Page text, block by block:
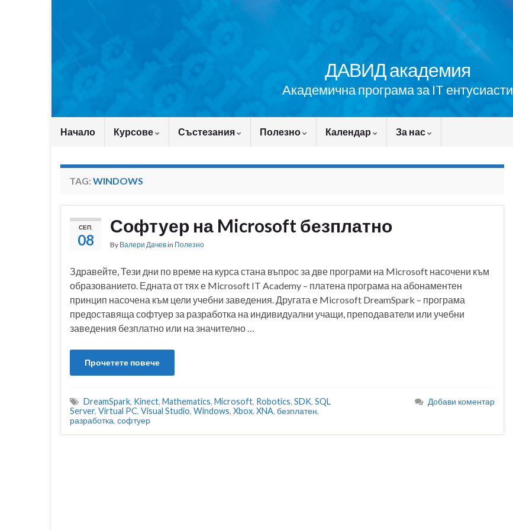
ДАВИД академия
Академична програма за IT ентусиасти
Начало Курсове Състезания Полезно Календар За нас
TAG: WINDOWS
СЕП.
08
Софтуер на Microsoft безплатно
By Валери Дачевin Полезно
Здравейте, Тези дни по време на курса стана въпрос за две програми на Microsoft насочени към
образованието. Едната от тях е Microsoft IT Academy – платена програма на абонаментен
принцип насочена към цели учебни заведения. Другата е Microsoft DreamSpark – програма
предоставяща софтуер за разработка на индивидуални учащи, преподаватели или учебни
заведения безплатно или на значително …
Прочетете повече
DreamSpark, Kinect, Mathematics, Microsoft, Robotics, SDK, SQL
Server, Virtual PC, Visual Studio, Windows, Xbox, XNA, безплатен,
разработка, софтуер
Добави коментар